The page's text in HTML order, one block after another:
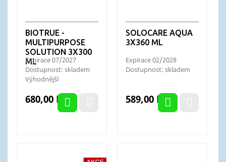
BIOTRUE -
MULTIPURPOSE
SOLUTION 3X300
ML
Expirace 07/2027
Dostupnost: skladem
Výhodnější
multipurpose...
Cena
680,00 Kč
SOLOCARE AQUA
3X360 ML
Expirace 02/2028
Dostupnost: skladem
Cena
589,00 Kč